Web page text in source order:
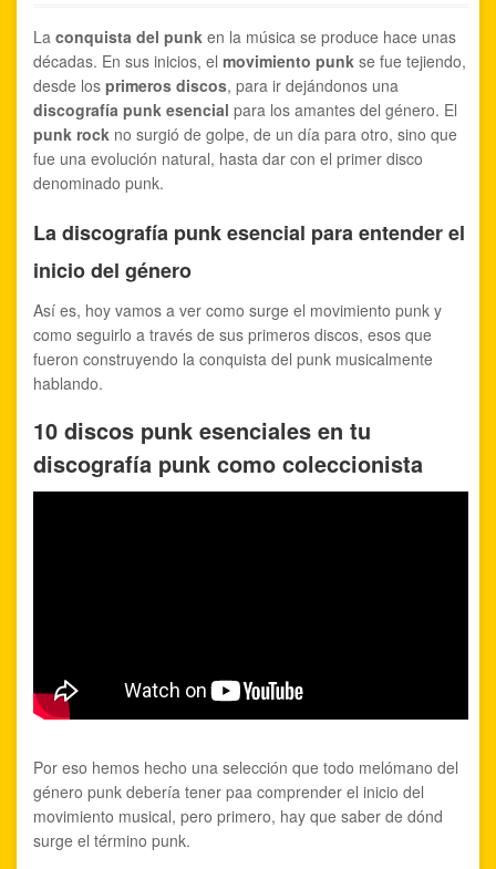
La conquista del punk en la música se produce hace unas
décadas. En sus inicios, el movimiento punk se fue tejiendo,
desde los primeros discos, para ir dejándonos una
discografía punk esencial para los amantes del género. El
punk rock no surgió de golpe, de un día para otro, sino que
fue una evolución natural, hasta dar con el primer disco
denominado punk.
La discografía punk esencial para entender el
inicio del género
Así es, hoy vamos a ver como surge el movimiento punk y
como seguirlo a través de sus primeros discos, esos que
fueron construyendo la conquista del punk musicalmente
hablando.
10 discos punk esenciales en tu
discografía punk como coleccionista
Por eso hemos hecho una selección que todo melómano del
género punk debería tener paa comprender el inicio del
movimiento musical, pero primero, hay que saber de dónd
surge el término punk.